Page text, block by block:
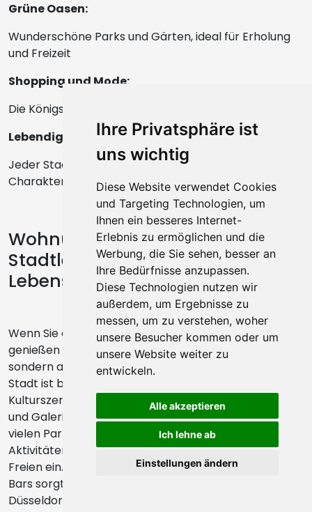
Ihre Privatsphäre ist
uns wichtig
Diese Website verwendet Cookies
und Targeting Technologien, um
Ihnen ein besseres Internet-
Erlebnis zu ermöglichen und die
Werbung, die Sie sehen, besser an
Ihre Bedürfnisse anzupassen.
Diese Technologien nutzen wir
außerdem, um Ergebnisse zu
messen, um zu verstehen, woher
unsere Besucher kommen oder um
unsere Website weiter zu
entwickeln.
Alle akzeptieren
Ich lehne ab
Einstellungen ändern
Grüne Oasen:
Wunderschöne Parks und Gärten, ideal für Erholung
und Freizeit
Shopping und Mode:
Die Königsallee bietet ein exklusives Einkaufserlebnis
Lebendige Stadtteile:
Jeder Stadtteil hat seinen eigenen Charme und
Charakter
Wohnung mieten in Düsseldorf –
Stadtleben mit hoher
Lebensqualität
Wenn Sie eine Wohnung in Düsseldorf mieten,
genießen Sie nicht nur eine hohe Lebensqualität,
sondern auch ein vielfältiges Freizeitangebot. Die
Stadt ist bekannt für ihre lebendige Kunst- und
Kulturszene, die sich in zahlreichen Theatern, Museen
und Galerien widerspiegelt. Darüber hinaus laden die
vielen Parks und Grünflächen zu sportlichen
Aktivitäten oder entspannten Nachmittagen im
Freien ein. Die hohe Dichte an Restaurants, Cafés und
Bars sorgt für ein pulsierendes Nachtleben.
Düsseldorf vereint urbanes Flair mit entspannter